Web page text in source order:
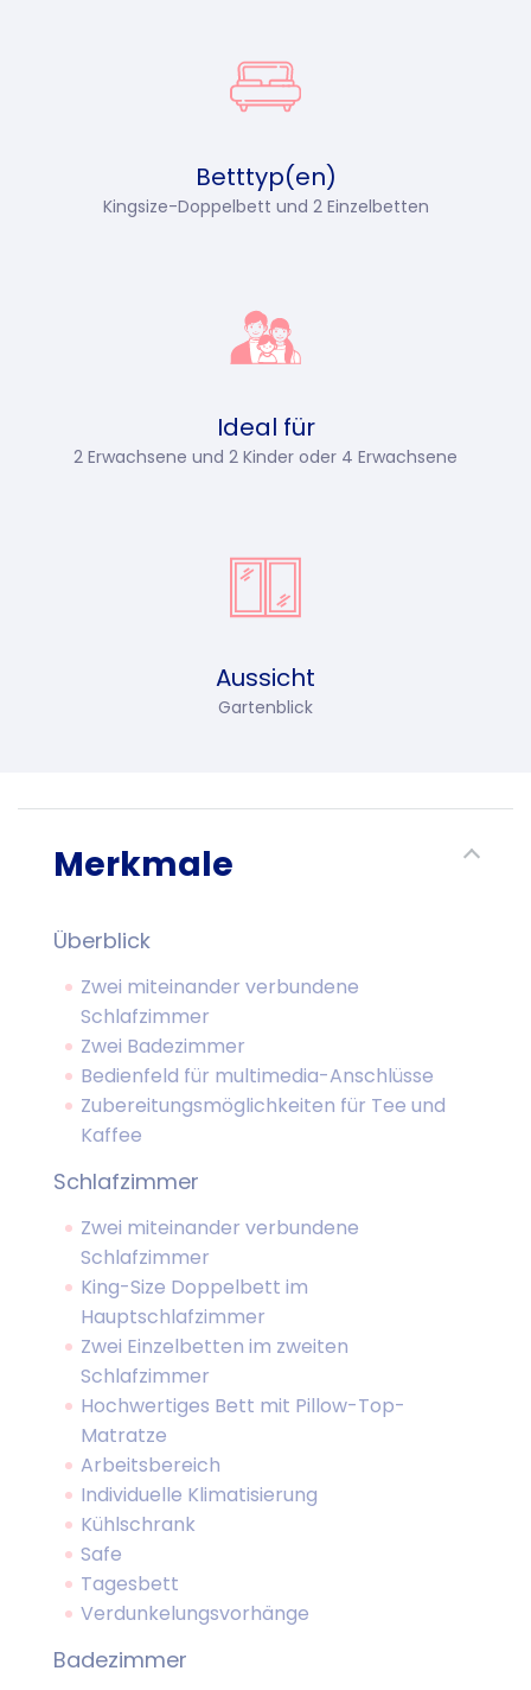
Betttyp(en)
Kingsize-Doppelbett und 2 Einzelbetten
Ideal für
2 Erwachsene und 2 Kinder oder 4 Erwachsene
Aussicht
Gartenblick
Merkmale
Überblick
Zwei miteinander verbundene
Schlafzimmer
Zwei Badezimmer
Bedienfeld für multimedia-Anschlüsse
Zubereitungsmöglichkeiten für Tee und
Kaffee
Schlafzimmer
Zwei miteinander verbundene
Schlafzimmer
King-Size Doppelbett im
Hauptschlafzimmer
Zwei Einzelbetten im zweiten
Schlafzimmer
Hochwertiges Bett mit Pillow-Top-
Matratze
Arbeitsbereich
Individuelle Klimatisierung
Kühlschrank
Safe
Tagesbett
Verdunkelungsvorhänge
Badezimmer